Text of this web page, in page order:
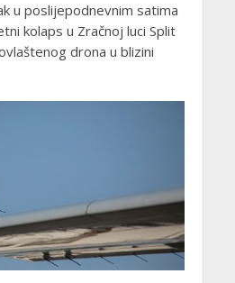
u poslijepodnevnim satima
kolaps u Zračnoj luci Split
drona u blizini